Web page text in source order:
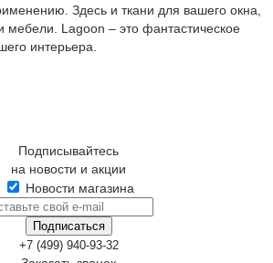
Здесь и ткани для вашего окна,
мебели. Lagoon – это фантастическое
интерьера.
Подписывайтесь
на новости и акции
Новости магазина
+7 (499) 940-93-32